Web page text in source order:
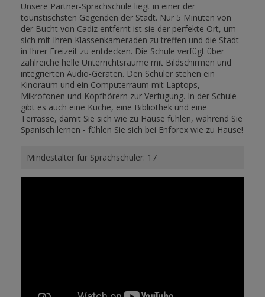
Unsere Partner-Sprachschule liegt in einer der
touristischsten Gegenden der Stadt. Nur 5 Minuten von
der Bucht von Cadiz entfernt ist sie der perfekte Ort, um
sich mit Ihren Klassenkameraden zu treffen und die Stadt
in Ihrer Freizeit zu entdecken. Die Schule verfügt über
zahlreiche helle Unterrichtsräume mit Bildschirmen und
integrierten Audio-Geräten. Den Schüler stehen ein
Kinoraum und ein Computerraum mit Laptops,
Mikrofonen und Kopfhörern zur Verfügung. In der Schule
gibt es auch eine Küche, eine Bibliothek und eine
Terrasse, damit Sie sich wie zu Hause fühlen, während Sie
Spanisch lernen - fühlen Sie sich bei Enforex wie zu Hause!
Mindestalter für Sprachschüler: 17